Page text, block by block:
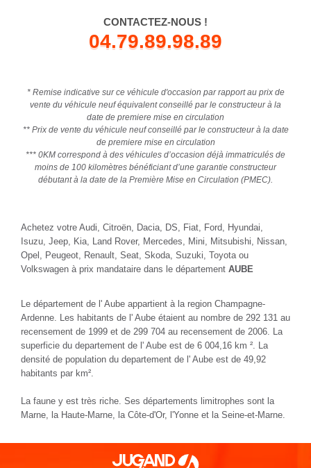
CONTACTEZ-NOUS !
04.79.89.98.89
* Remise indicative sur ce véhicule d'occasion par rapport au prix de
vente du véhicule neuf équivalent conseillé par le constructeur à la
date de premiere mise en circulation
** Prix de vente du véhicule neuf conseillé par le constructeur à la date
de premiere mise en circulation
*** 0KM correspond à des véhicules d’occasion déjà immatriculés de
moins de 100 kilomètres bénéficiant d’une garantie constructeur
débutant à la date de la Première Mise en Circulation (PMEC).
Achetez votre Audi, Citroën, Dacia, DS, Fiat, Ford, Hyundai,
Isuzu, Jeep, Kia, Land Rover, Mercedes, Mini, Mitsubishi, Nissan,
Opel, Peugeot, Renault, Seat, Skoda, Suzuki, Toyota ou
Volkswagen à prix mandataire dans le département AUBE
Le département de l' Aube appartient à la region Champagne-
Ardenne. Les habitants de l' Aube étaient au nombre de 292 131 au
recensement de 1999 et de 299 704 au recensement de 2006. La
superficie du departement de l' Aube est de 6 004,16 km ². La
densité de population du departement de l' Aube est de 49,92
habitants par km².
La faune y est très riche. Ses départements limitrophes sont la
Marne, la Haute-Marne, la Côte-d'Or, l'Yonne et la Seine-et-Marne.